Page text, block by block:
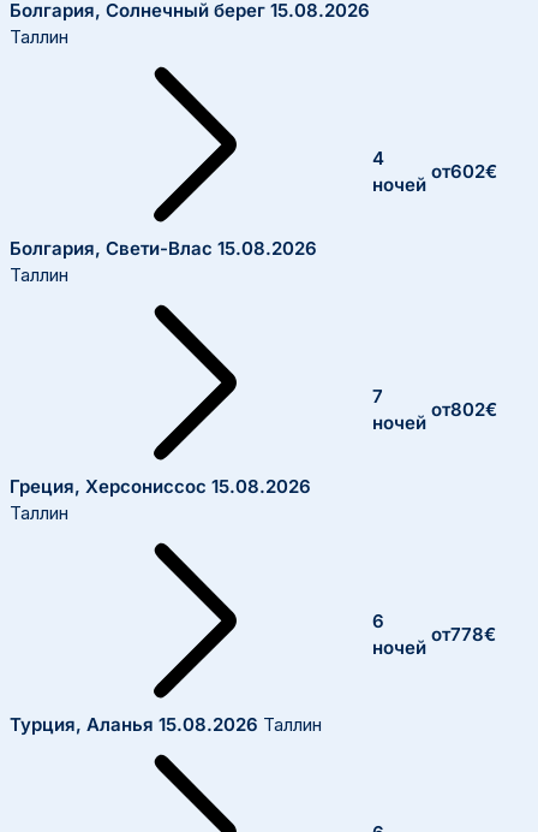
Болгария, Солнечный берег 15.08.2026
Таллин
Болгария, Свети-Влас 15.08.2026
Таллин
4
ночей
от602€
Греция, Херсониссос 15.08.2026
Таллин
7
ночей
от802€
Турция, Аланья 15.08.2026 Таллин
6
ночей
от778€